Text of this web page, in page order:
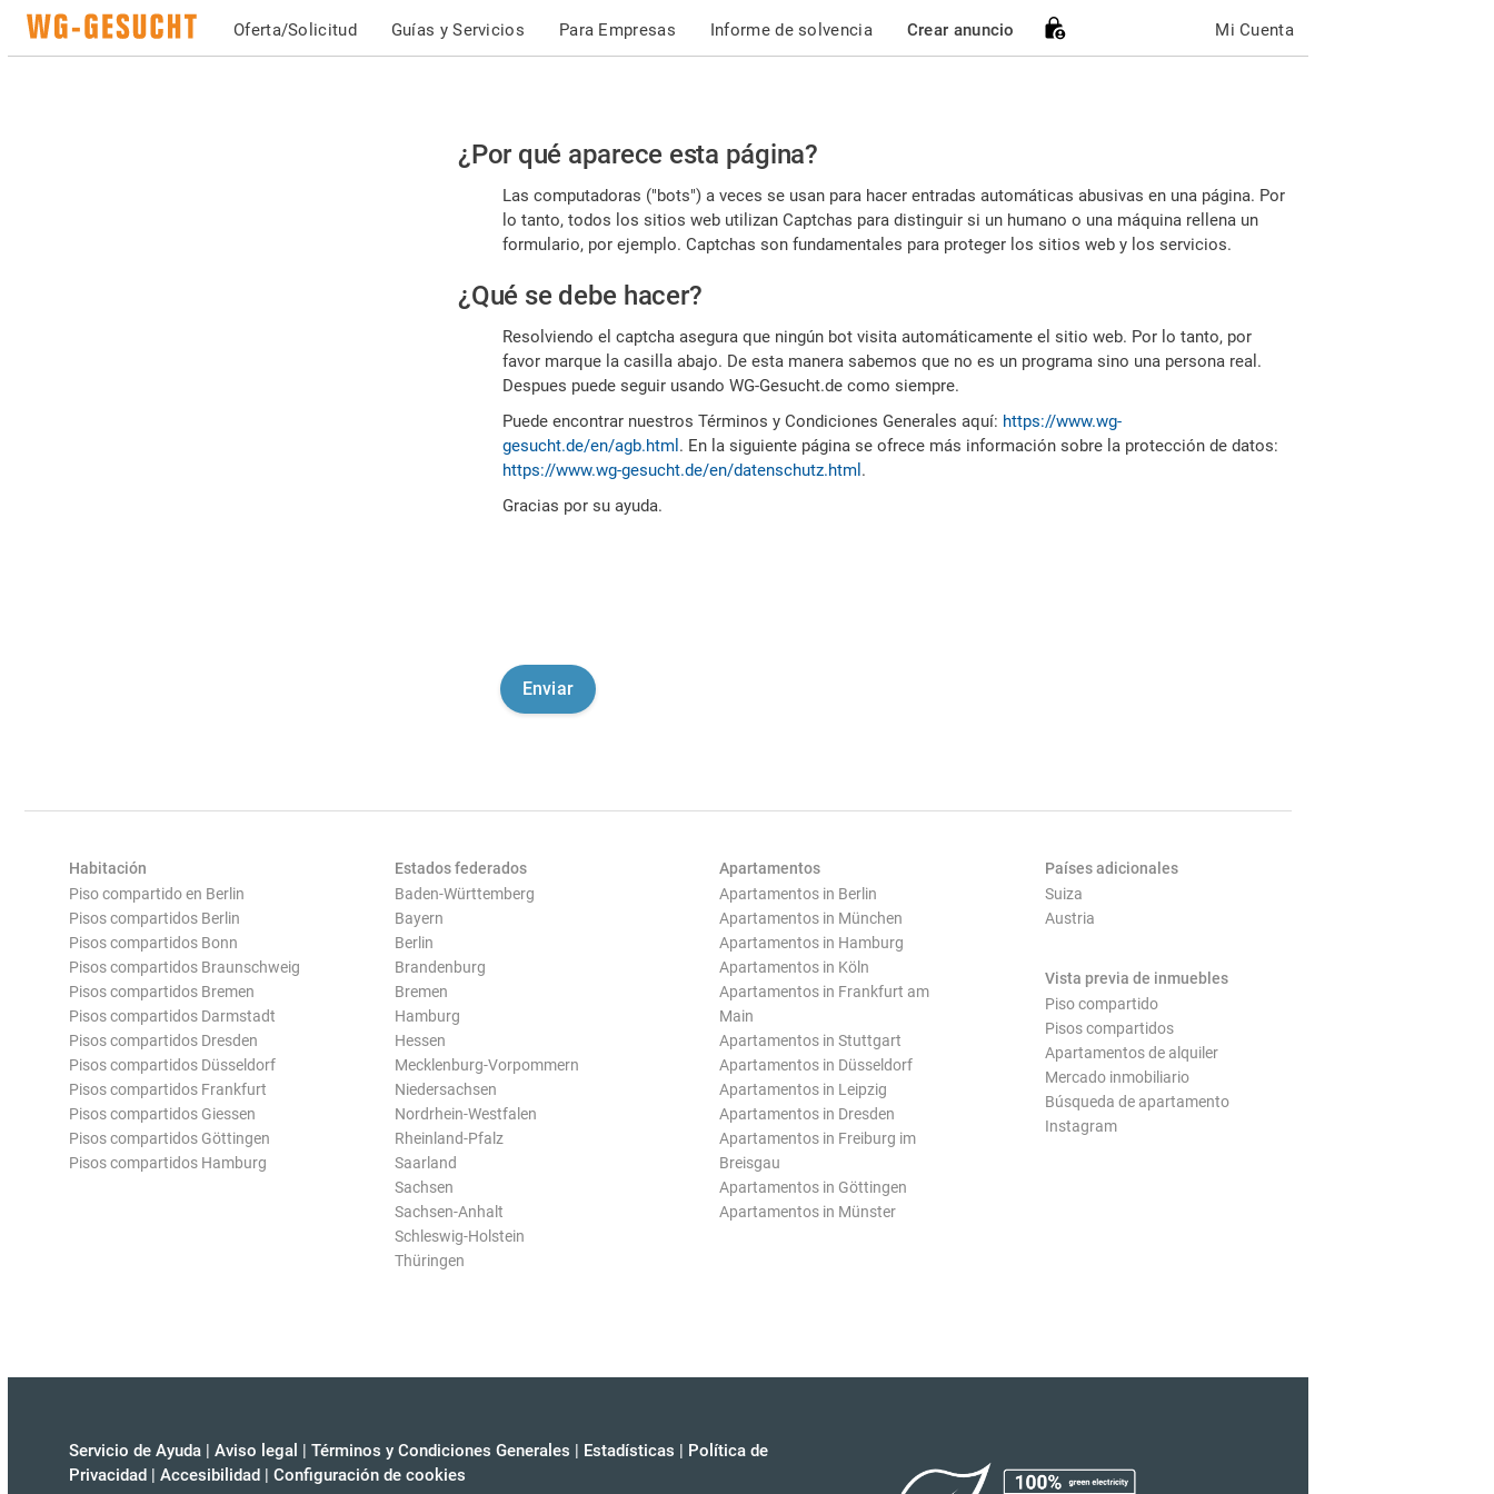
Oferta/Solicitud Guías y Servicios Para Empresas Informe de solvencia Crear anuncio Mi Cuenta
Por
favor,
confirme
es
humano
¿Por qué aparece esta página?
Las computadoras ("bots") a veces se usan para hacer entradas automáticas abusivas en una página. Por
lo tanto, todos los sitios web utilizan Captchas para distinguir si un humano o una máquina rellena un
formulario, por ejemplo. Captchas son fundamentales para proteger los sitios web y los servicios.
¿Qué se debe hacer?
Resolviendo el captcha asegura que ningún bot visita automáticamente el sitio web. Por lo tanto, por
favor marque la casilla abajo. De esta manera sabemos que no es un programa sino una persona real.
Despues puede seguir usando WG-Gesucht.de como siempre.
Puede encontrar nuestros Términos y Condiciones Generales aquí: https://www.wg-
gesucht.de/en/agb.html . En la siguiente página se ofrece más información sobre la protección de datos:
https://www.wg-gesucht.de/en/datenschutz.html .
Gracias por su ayuda.
Habitación
Piso compartido en Berlin
Pisos compartidos Berlin
Pisos compartidos Bonn
Pisos compartidos Braunschweig
Pisos compartidos Bremen
Pisos compartidos Darmstadt
Pisos compartidos Dresden
Pisos compartidos Düsseldorf
Pisos compartidos Frankfurt
Pisos compartidos Giessen
Pisos compartidos Göttingen
Pisos compartidos Hamburg
Estados federados
Baden-Württemberg
Bayern
Berlin
Brandenburg
Bremen
Hamburg
Hessen
Mecklenburg-Vorpommern
Niedersachsen
Nordrhein-Westfalen
Rheinland-Pfalz
Saarland
Sachsen
Sachsen-Anhalt
Schleswig-Holstein
Thüringen
Apartamentos
Apartamentos in Berlin
Apartamentos in München
Apartamentos in Hamburg
Apartamentos in Köln
Apartamentos in Frankfurt am
Main
Apartamentos in Stuttgart
Apartamentos in Düsseldorf
Apartamentos in Leipzig
Apartamentos in Dresden
Apartamentos in Freiburg im
Breisgau
Apartamentos in Göttingen
Apartamentos in Münster
Países adicionales
Suiza
Austria
Vista previa de inmuebles
Piso compartido
Pisos compartidos
Apartamentos de alquiler
Mercado inmobiliario
Búsqueda de apartamento
Instagram
Servicio de Ayuda | Aviso legal | Términos y Condiciones Generales | Estadísticas | Política de
Privacidad | Accesibilidad | Configuración de cookies